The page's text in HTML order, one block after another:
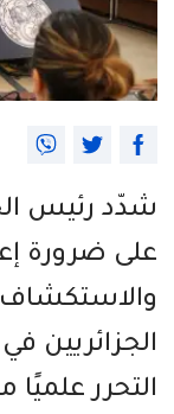
شدّد رئيس
على ضرورة
والاستكشاف
الجزائريين
التحرر علميًا